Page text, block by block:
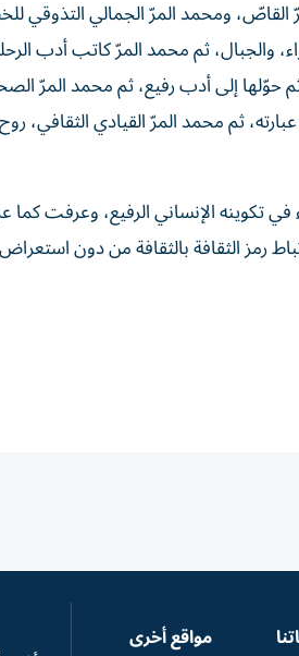
ومحمد المرّ الجمالي التذوقي
والجبال، ثم محمد المرّ كاتب أدب
حوّلها إلى أدب رفيع، ثم محمد المرّ
ثم محمد المرّ القيادي الثقافي،
في تكوينه الإنساني الرفيع، وعرفت
رمز الثقافة بالثقافة من دون
مواقع أخرى